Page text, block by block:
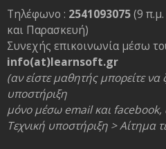
Τηλέφωνο : 2541093075(9
και Παρασκευή)
Συνεχής επικοινωνία μέσω
info(at)learnsoft.gr
(αν είστε μαθητής μπορείτε να
υποστήριξη
μόνο μέσω email και facebook,
Τεχνική υποστήριξη > Αίτημα